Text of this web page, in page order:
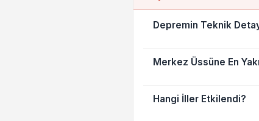
Depremin Teknik
Merkez Üssüne En
Hangi İller Etkilendi?